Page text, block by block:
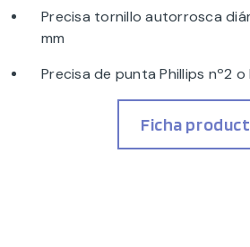
Precisa tornillo autorrosca
mm
Precisa de punta Phillips nº2 o
Ficha